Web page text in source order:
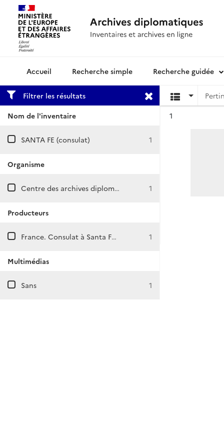
Archives diplomatiquesRecherche simple Recherche guidée
Filtrer les résultats
Nom de l'inventaire
SANTA FE (consulat) 1
Organisme
Centre des archives diplomatiques de Nantes 1
Producteurs
France. Consulat à Santa Fé (Argentine) 1
Multimédias
Sans 1
1